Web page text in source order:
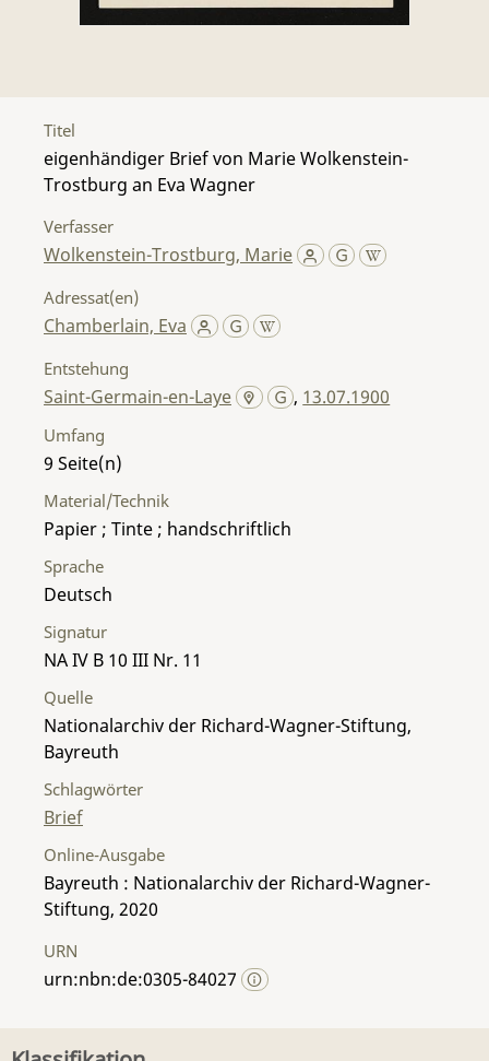
Titel
eigenhändiger Brief von Marie Wolkenstein-
Trostburg an Eva Wagner
Verfasser
Wolkenstein-Trostburg, Marie
Adressat(en)
Chamberlain, Eva
Entstehung
Saint-Germain-en-Laye , 13.07.1900
Umfang
9
Material/Technik
Papier ; Tinte ; handschriftlich
Sprache
Deutsch
Signatur
NA IV B 10 III Nr. 11
Quelle
Nationalarchiv der Richard-Wagner-Stiftung,
Bayreuth
Schlagwörter
Brief
Online-Ausgabe
Bayreuth : Nationalarchiv der Richard-Wagner-
Stiftung, 2020
URN
urn:nbn:de:0305-84027